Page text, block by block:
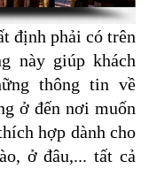
định phải có trên
này giúp khách
thông tin về
ở đến nơi muốn
hợp dành cho
ở đâu,... tất cả